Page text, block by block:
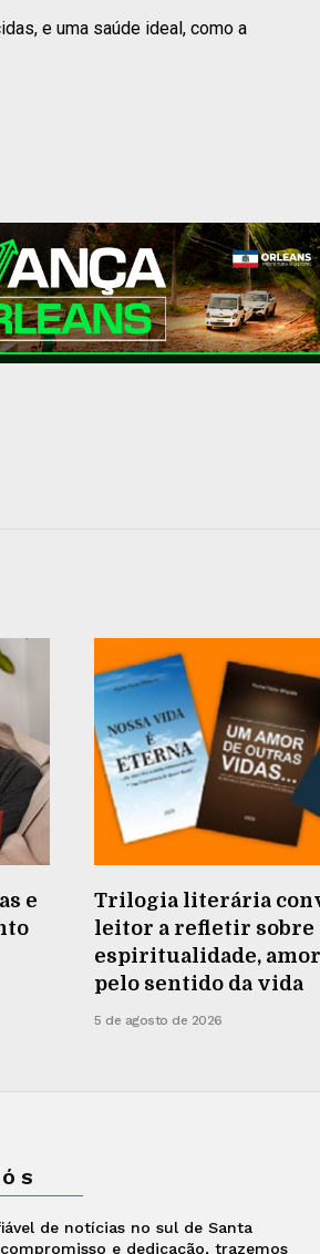
e uma saúde ideal, como a
e
Trilogia literária
leitor a refletir sobre
espiritualidade, amor
pelo sentido da vida
5 de agosto de 2026
de notícias no sul de Santa
e dedicação, trazemos